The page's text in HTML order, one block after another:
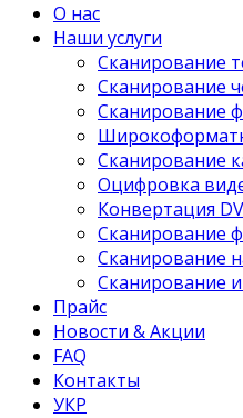
О нас
Наши услуги
Сканирование
Сканирование
Сканирование
Сканирование
Оцифровка
Конвертация
Сканирование
Сканирование
Сканирование
Прайс
Новости & Акции
FAQ
Контакты
УКР